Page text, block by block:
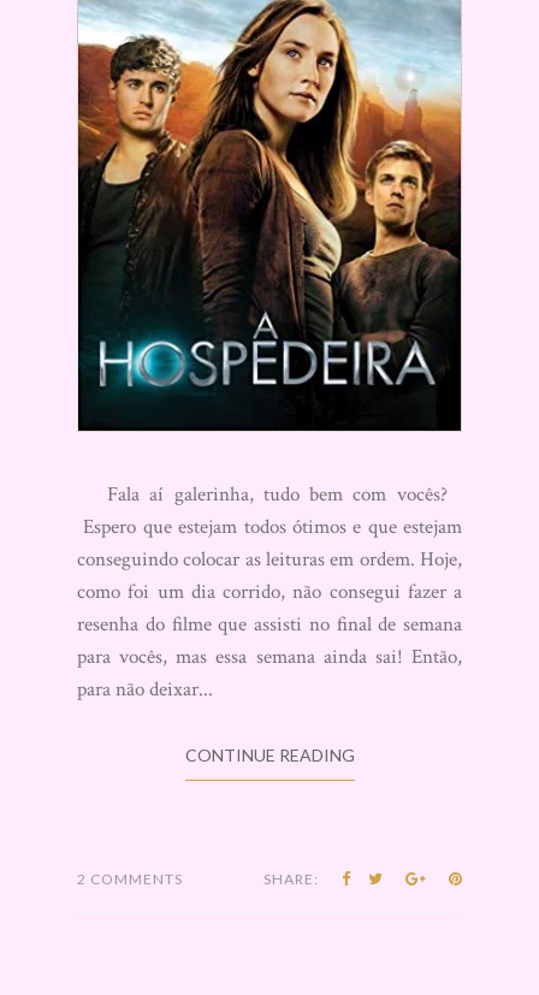
Fala aí galerinha, tudo bem com vocês?
Espero que estejam todos ótimos e que estejam
conseguindo colocar as leituras em ordem. Hoje,
como foi um dia corrido, não consegui fazer a
resenha do filme que assisti no final de semana
para vocês, mas essa semana ainda sai! Então,
para não deixar...
CONTINUE READING
2 COMMENTS SHARE: